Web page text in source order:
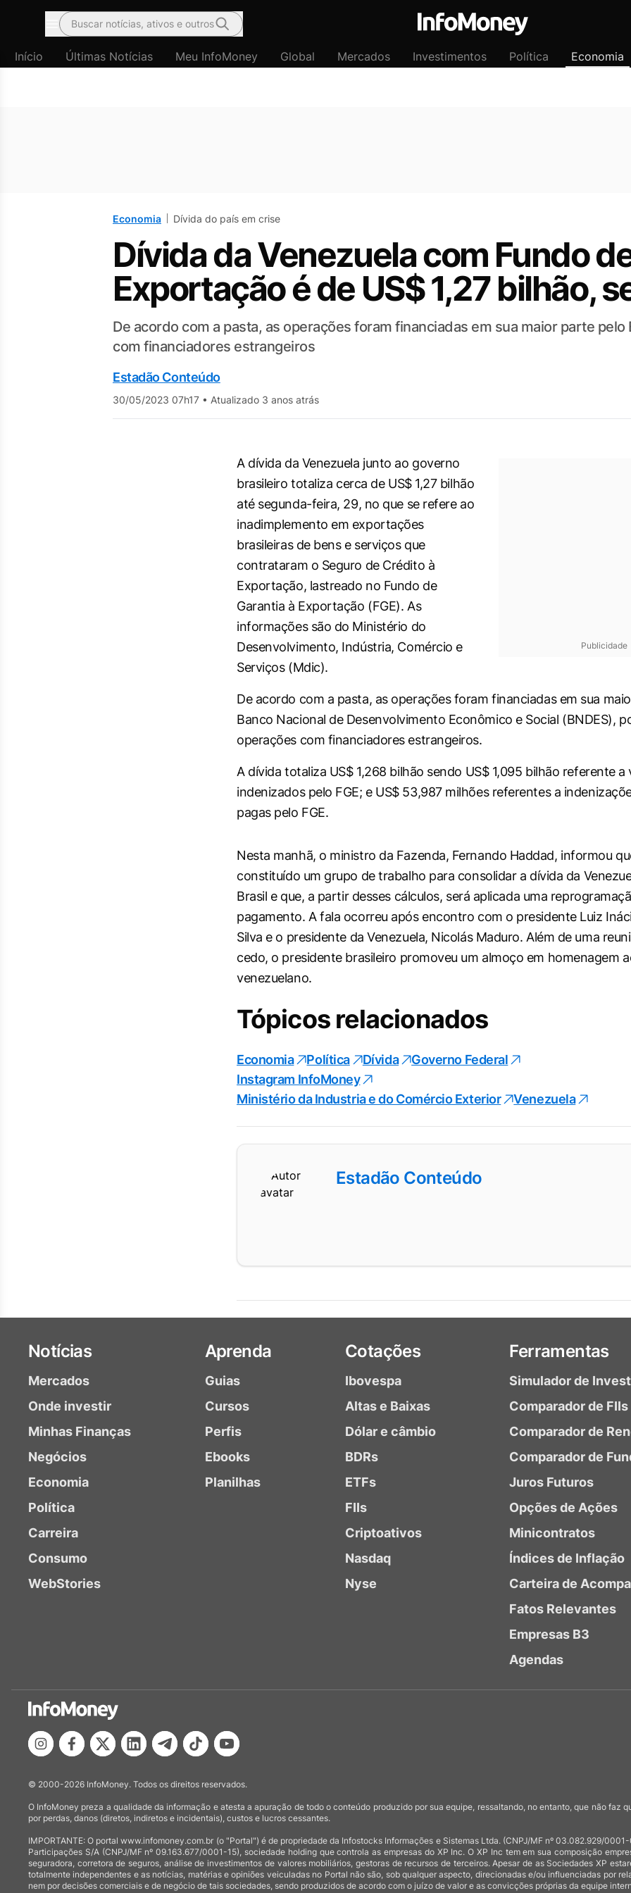
Menu
Buscar notícias, ativos e outros
Início Últimas Notícias Meu InfoMoney Global Mercados Investimentos Política Economia
Economia Dívida do país em crise
Dívida da Venezuela com Fundo
Exportação é de US$ 1,27 bilhão,
De acordo com a pasta, as operações foram financiadas em sua maior parte pelo
com financiadores estrangeiros
Estadão Conteúdo
30/05/2023 07h17 • Atualizado 3 anos atrás
Publicidade
A dívida da Venezuela junto ao governo
brasileiro totaliza cerca de US$ 1,27 bilhão
até segunda-feira, 29, no que se refere ao
inadimplemento em exportações
brasileiras de bens e serviços que
contrataram o Seguro de Crédito à
Exportação, lastreado no Fundo de
Garantia à Exportação (FGE). As
informações são do Ministério do
Desenvolvimento, Indústria, Comércio e
Serviços (Mdic).
De acordo com a pasta, as operações foram financiadas em sua
Banco Nacional de Desenvolvimento Econômico e Social (BNDES),
operações com financiadores estrangeiros.
A dívida totaliza US$ 1,268 bilhão sendo US$ 1,095 bilhão referente a
indenizados pelo FGE; e US$ 53,987 milhões referentes a
pagas pelo FGE.
Nesta manhã, o ministro da Fazenda, Fernando Haddad, informou
constituído um grupo de trabalho para consolidar a dívida da
Brasil e que, a partir desses cálculos, será aplicada uma
pagamento. A fala ocorreu após encontro com o presidente Luiz
Silva e o presidente da Venezuela, Nicolás Maduro. Além de uma
cedo, o presidente brasileiro promoveu um almoço em homenagem
venezuelano.
Tópicos relacionados
Economia Política Dívida
Governo Federal
Instagram InfoMoney
Ministério da Industria e do Comércio Exterior
Venezuela
Estadão Conteúdo
Notícias
Mercados
Onde investir
Minhas Finanças
Negócios
Economia
Política
Carreira
Consumo
WebStories
Aprenda
Guias
Cursos
Perfis
Ebooks
Planilhas
Cotações
Ibovespa
Altas e Baixas
Dólar e câmbio
BDRs
ETFs
FIIs
Criptoativos
Nasdaq
Nyse
Ferramentas
Simulador de
Comparador de FIIs
Comparador de
Comparador de
Juros Futuros
Opções de Ações
Minicontratos
Índices de Inflação
Carteira de
Fatos Relevantes
Empresas B3
Agendas
© 2000-2026 InfoMoney. Todos os direitos reservados.
O InfoMoney preza a qualidade da informação e atesta a apuração de todo o conteúdo produzido por sua equipe, ressaltando, no entanto, que não faz
por perdas, danos (diretos, indiretos e incidentais), custos e lucros cessantes.
IMPORTANTE: O portal www.infomoney.com.br (o "Portal") é de propriedade da Infostocks Informações e Sistemas Ltda. (CNPJ/MF nº 03.082.929/
Participações S/A (CNPJ/MF nº 09.163.677/0001-15), sociedade holding que controla as empresas do XP Inc. O XP Inc tem em sua composição
seguradora, corretora de seguros, análise de investimentos de valores mobiliários, gestoras de recursos de terceiros. Apesar de as Sociedades XP
totalmente independentes e as notícias, matérias e opiniões veiculadas no Portal não são, sob qualquer aspecto, direcionadas e/ou influenciadas por
nem por decisões comerciais e de negócio de tais sociedades, sendo produzidos de acordo com o juízo de valor e as convicções próprias da equipe